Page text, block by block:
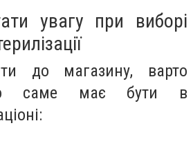
увагу при виборі
до магазину, варто
саме має бути в